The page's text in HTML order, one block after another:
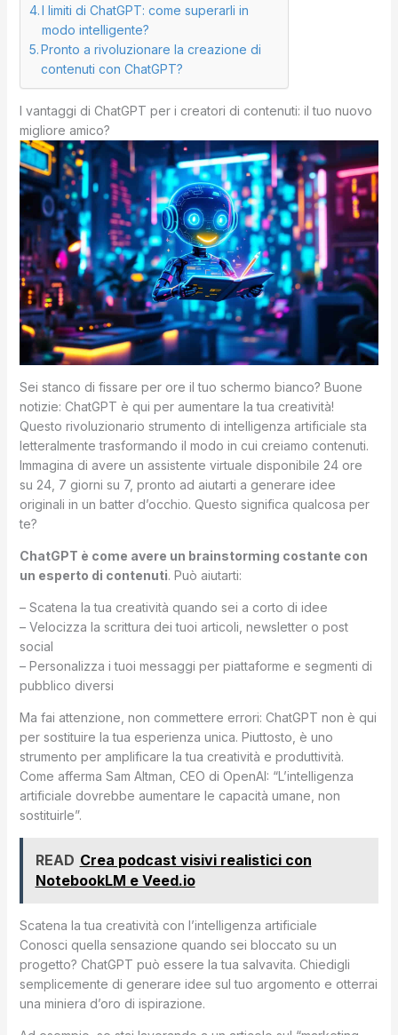
I limiti di ChatGPT: come superarli in
modo intelligente?
Pronto a rivoluzionare la creazione di
contenuti con ChatGPT?
I vantaggi di ChatGPT per i creatori di contenuti: il tuo nuovo
migliore amico?
Sei stanco di fissare per ore il tuo schermo bianco? Buone
notizie: ChatGPT è qui per aumentare la tua creatività!
Questo rivoluzionario strumento di intelligenza artificiale sta
letteralmente trasformando il modo in cui creiamo contenuti.
Immagina di avere un assistente virtuale disponibile 24 ore
su 24, 7 giorni su 7, pronto ad aiutarti a generare idee
originali in un batter d’occhio. Questo significa qualcosa per
te?
ChatGPT è come avere un brainstorming costante con
un esperto di contenuti. Può aiutarti:
– Scatena la tua creatività quando sei a corto di idee
– Velocizza la scrittura dei tuoi articoli, newsletter o post
social
– Personalizza i tuoi messaggi per piattaforme e segmenti di
pubblico diversi
Ma fai attenzione, non commettere errori: ChatGPT non è qui
per sostituire la tua esperienza unica. Piuttosto, è uno
strumento per amplificare la tua creatività e produttività.
Come afferma Sam Altman, CEO di OpenAI: “L’intelligenza
artificiale dovrebbe aumentare le capacità umane, non
sostituirle”.
READ Crea podcast visivi realistici con
NotebookLM e Veed.io
Scatena la tua creatività con l’intelligenza artificiale
Conosci quella sensazione quando sei bloccato su un
progetto? ChatGPT può essere la tua salvavita. Chiedigli
semplicemente di generare idee sul tuo argomento e otterrai
una miniera d’oro di ispirazione.